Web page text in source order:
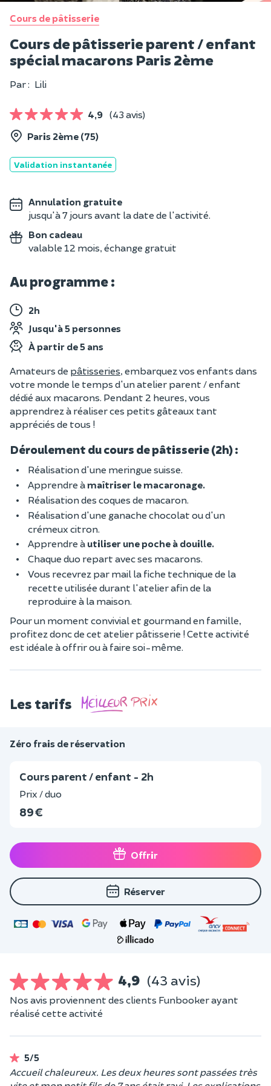
Cours de pâtisserie
Cours de pâtisserie parent / enfant
spécial macarons Paris 2ème
Par : Lili
4,9 (43 avis)
Paris 2ème (75)
Validation instantanée
Annulation gratuite
jusqu'à 7 jours avant la date de l'activité.
Bon cadeau
valable 12 mois, échange gratuit
Au programme :
2h
Jusqu'à 5 personnes
À partir de 5 ans
Amateurs de pâtisseries, embarquez vos enfants dans
votre monde le temps d'un atelier parent / enfant
dédié aux macarons. Pendant 2 heures, vous
apprendrez à réaliser ces petits gâteaux tant
appréciés de tous !
Déroulement du cours de pâtisserie (2h) :
Réalisation d'une meringue suisse.
Apprendre àmaîtriser le macaronage.
Réalisation des coques de macaron.
Réalisation d'une ganache chocolat ou d'un
crémeux citron.
Apprendre à utiliser une poche à douille.
Chaque duo repart avec ses macarons.
Vous recevrez par mail la fiche technique de la
recette utilisée durant l'atelier afin de la
reproduire à la maison.
Pour un moment convivial et gourmand en famille,
profitez donc de cet atelier pâtisserie ! Cette activité
est idéale à offrir ou à faire soi-même.
Les tarifs
Zéro frais de réservation
Cours parent / enfant - 2h
Prix / duo
89 €
Offrir
Réserver
4,9 (43 avis)
Nos avis proviennent des clients Funbooker ayant
réalisé cette activité
5/5
Accueil chaleureux. Les deux heures sont passées très